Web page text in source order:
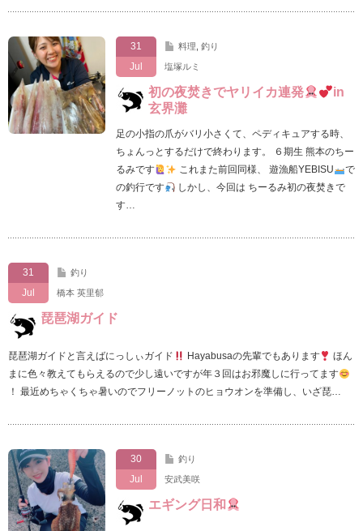
31
Jul
料理 釣り
塩塚ルミ
初の夜焚きでヤリイカ連発
in
玄界灘
足の小指の爪がバリ小さくて、ペディキュアする時、
ちょんっとするだけで終わります。 ６期生 熊本のちー
るみです
これまた前回同様、 遊漁船YEBISU
で
の釣行です
しかし、今回は ちーるみ初の夜焚きで
す…
31
Jul
釣り
橋本 英里郁
琵琶湖ガイド
琵琶湖ガイドと言えばにっしぃガイド Hayabusaの先輩でもあります
ほん
まに色々教えてもらえるので少し遠いですが年３回はお邪魔しに行ってます
！ 最近めちゃくちゃ暑いのでフリーノットのヒョウオンを準備し、いざ琵…
30
Jul
釣り
安武美咲
エギング日和